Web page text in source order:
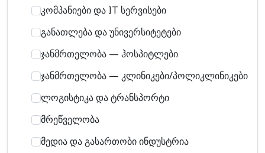
Კომპანიები Და IT Სერვისები
Განათლება Და Უნივერსიტეტები
Ჯანმრთელობა — Ჰოსპიტლები
Ჯანმრთელობა — Კლინიკები/პოლიკლინიკები
Ლოგისტიკა Და Ტრანსპორტი
Მრეწველობა
Მედია Და Გასართობი Ინდუსტრია